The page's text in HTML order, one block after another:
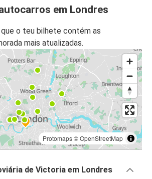
em Londres
o teu bilhete contém as
mais atualizadas.
Protomaps©OpenStreetMap
de Victoria em Londres